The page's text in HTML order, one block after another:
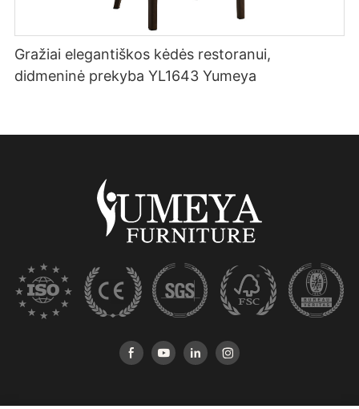
Gražiai elegantiškos kėdės restoranui,
didmeninė prekyba YL1643 Yumeya